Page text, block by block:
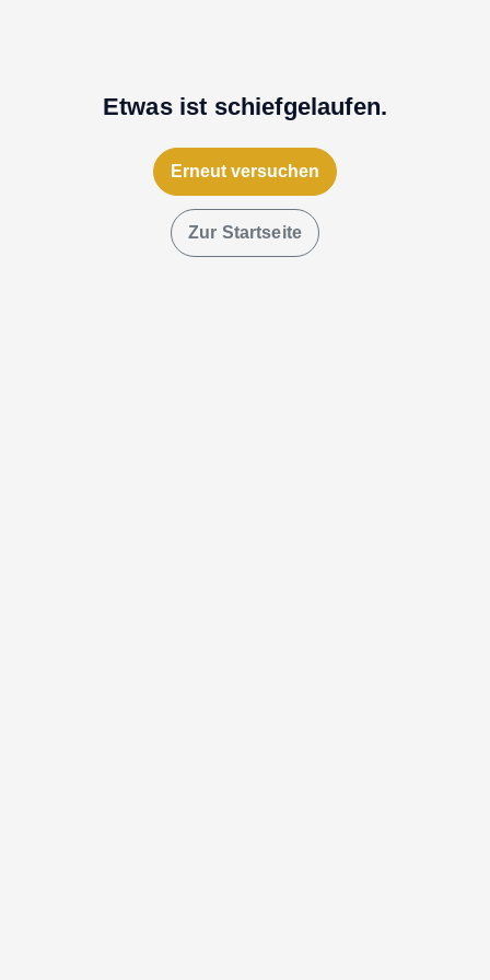
Etwas ist schiefgelaufen.
Erneut versuchen
Zur Startseite